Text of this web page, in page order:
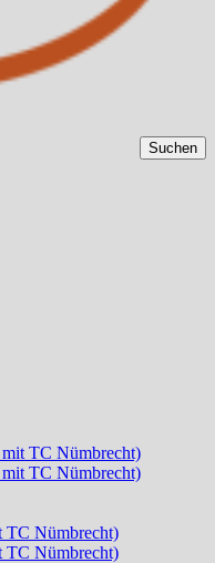
TC Nümbrecht)
TC Nümbrecht)
TC Nümbrecht)
TC Nümbrecht)